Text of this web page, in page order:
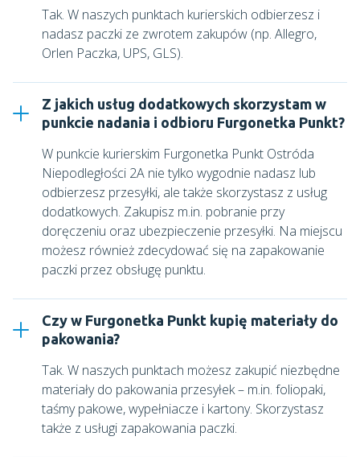
Tak. W naszych punktach kurierskich odbierzesz i
nadasz paczki ze zwrotem zakupów (np. Allegro,
Orlen Paczka, UPS, GLS).
Z jakich usług dodatkowych skorzystam w
punkcie nadania i odbioru Furgonetka Punkt?
W punkcie kurierskim Furgonetka Punkt Ostróda
Niepodległości 2A nie tylko wygodnie nadasz lub
odbierzesz przesyłki, ale także skorzystasz z usług
dodatkowych. Zakupisz m.in. pobranie przy
doręczeniu oraz ubezpieczenie przesyłki. Na miejscu
możesz również zdecydować się na zapakowanie
paczki przez obsługę punktu.
Czy w Furgonetka Punkt kupię materiały do
pakowania?
Tak. W naszych punktach możesz zakupić niezbędne
materiały do pakowania przesyłek – m.in. foliopaki,
taśmy pakowe, wypełniacze i kartony. Skorzystasz
także z usługi zapakowania paczki.